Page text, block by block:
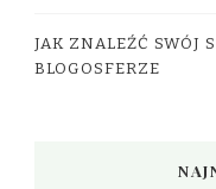
JAK ZNALEŹĆ SWÓJ
BLOGOSFERZE